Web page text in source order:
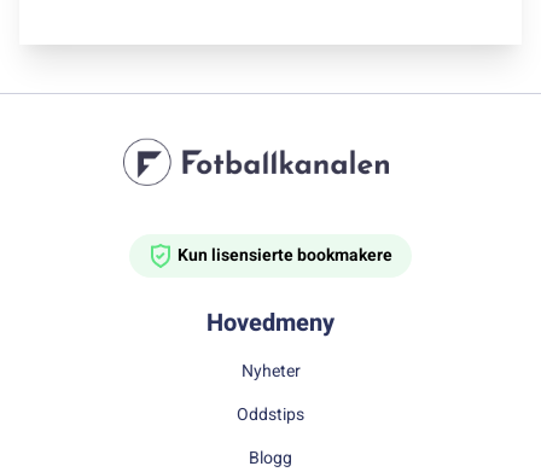
Kun lisensierte bookmakere
Hovedmeny
Nyheter
Oddstips
Blogg